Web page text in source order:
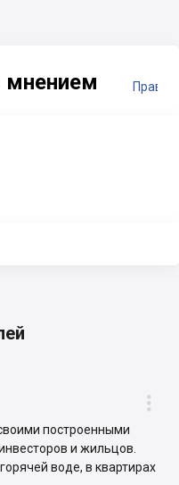
мнением

построенными
и жильцов.
воде, в квартирах